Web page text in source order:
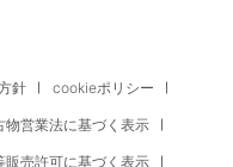
針 cookieポリシー
物営業法に基づく表示
販売許可に基づく表示